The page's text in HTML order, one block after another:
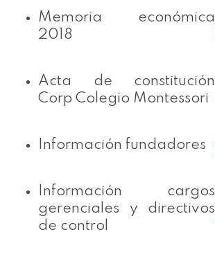
Memoria económica
2018
Acta de constitución
Corp Colegio Montessori
Información fundadores
Información cargos
gerenciales y directivos
de control